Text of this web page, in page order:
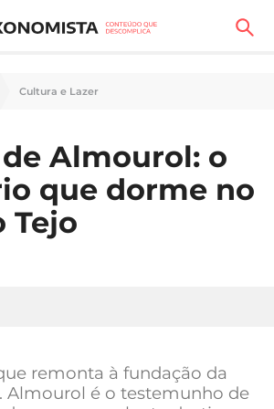
Pessoais
Cultura e Lazer
Almourol: o
que dorme no
Tejo
remonta à fundação da
Almourol é o testemunho de